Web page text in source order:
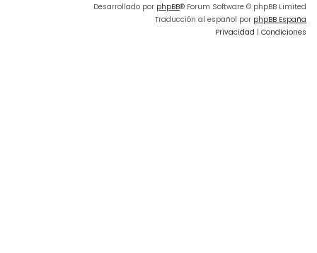
Desarrollado por phpBB® Forum Software © phpBB Limited
Traducción al español por phpBB España
Privacidad | Condiciones